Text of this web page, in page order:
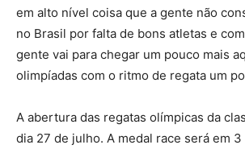
em alto nível coisa que a gente não
no Brasil por falta de bons atletas e
gente vai para chegar um pouco mais
olimpíadas com o ritmo de regata um
A abertura das regatas olímpicas da
dia 27 de julho. A medal race será em 3